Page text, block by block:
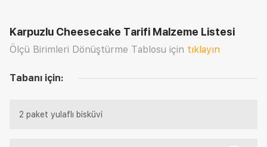
Karpuzlu Cheesecake Tarifi Malzeme Listesi
Ölçü Birimleri Dönüştürme Tablosu için tıklayın
Tabanı için:
2 paket yulaflı bisküvi